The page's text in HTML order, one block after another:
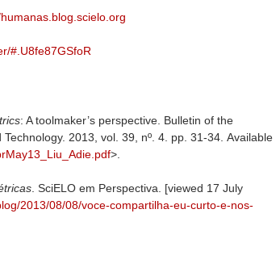
#.U8fe87GSfoR
: A toolmaker’s perspective. Bulletin of the
2013, vol. 39, nº. 4. pp. 31-34. Available
>.
. SciELO em Perspectiva. [viewed 17 July
2013/08/08/voce-compartilha-eu-curto-e-nos-